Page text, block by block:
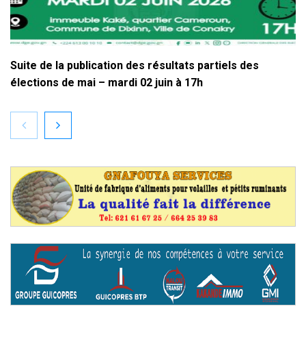
Suite de la publication des résultats partiels des
élections de mai – mardi 02 juin à 17h